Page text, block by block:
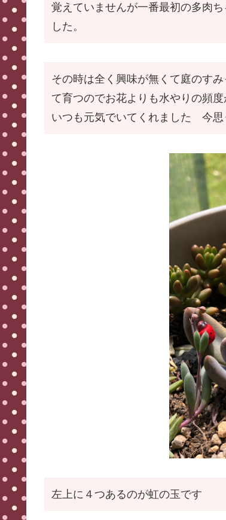
覚えていませんが一番最初の多肉
した。
その時は全く興味が無くて庭のす
て育つのでお花よりも水やりの頻
いつも元気でいてくれました 今思
左上に４つあるのが虹の玉です